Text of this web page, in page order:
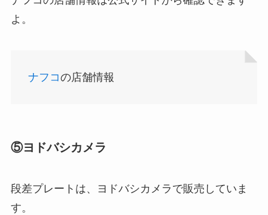
五家宝はどこで買える？取扱店はスーパーや百貨
店！
イソー）やドンキで買える！
よ。
ナフコの店舗情報
⑤ヨドバシカメラ
段差プレートは、ヨドバシカメラで販売していま
す。